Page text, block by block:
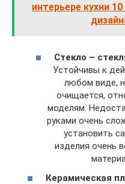
интерьере кухни
Стекло –
Устойчивы к
любом виде,
очищается,
моделям.
руками очень
установить
изделия очень
Керамическая